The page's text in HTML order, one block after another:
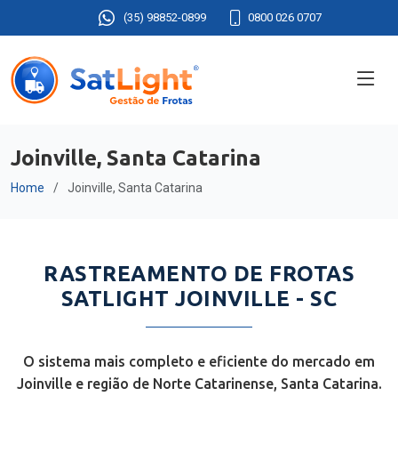
(35) 98852-0899 0800 026 0707
Joinville, Santa Catarina
Home Joinville, Santa Catarina
RASTREAMENTO DE FROTAS
SATLIGHT JOINVILLE - SC
O sistema mais completo e eficiente do mercado em
Joinville e região de Norte Catarinense, Santa Catarina.